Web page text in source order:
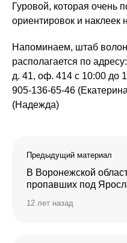
Гуровой, которая очень
ориентировок и наклеек
Напоминаем, штаб
располагается по
д. 41, оф. 414 с 10:00 до
905-136-65-46
(Надежда)
Предыдущий материал
В Воронежской
пропавших под
12 лет назад